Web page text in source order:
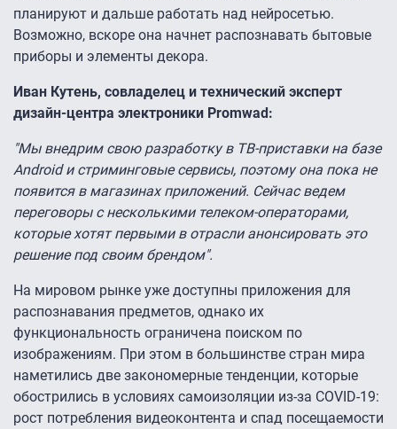
планируют и дальше работать над нейросетью.
Возможно, вскоре она начнет распознавать бытовые
приборы и элементы декора.
Иван Кутень, совладелец и технический эксперт
дизайн-центра электроники Promwad:
"Мы внедрим свою разработку в ТВ-приставки на базе
Android и стриминговые сервисы, поэтому она пока не
появится в магазинах приложений. Сейчас ведем
переговоры с несколькими телеком-операторами,
которые хотят первыми в отрасли анонсировать это
решение под своим брендом".
На мировом рынке уже доступны приложения для
распознавания предметов, однако их
функциональность ограничена поиском по
изображениям. При этом в большинстве стран мира
наметились две закономерные тенденции, которые
обострились в условиях самоизоляции из-за COVID-19:
рост потребления видеоконтента и спад посещаемости